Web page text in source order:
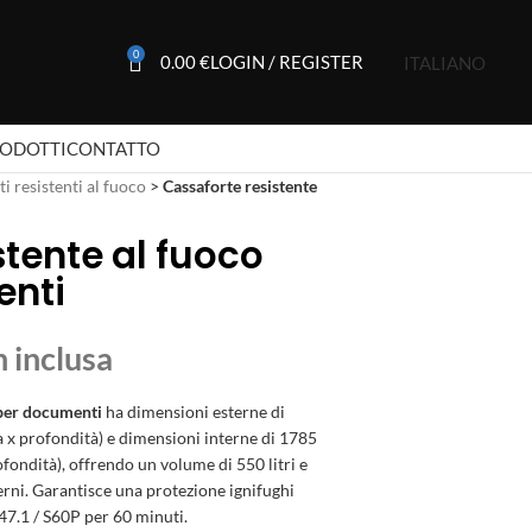
0 0.00€LOGIN / REGISTER ITALIANO
CONTATTO
resistenti al fuoco > Cassaforte resistente
al fuoco
documenti ha dimensioni esterne di
x profondità) e dimensioni interne di 1785
offrendo un volume di 550 litri e
Garantisce una protezione ignifughi
/ S60P per 60 minuti.